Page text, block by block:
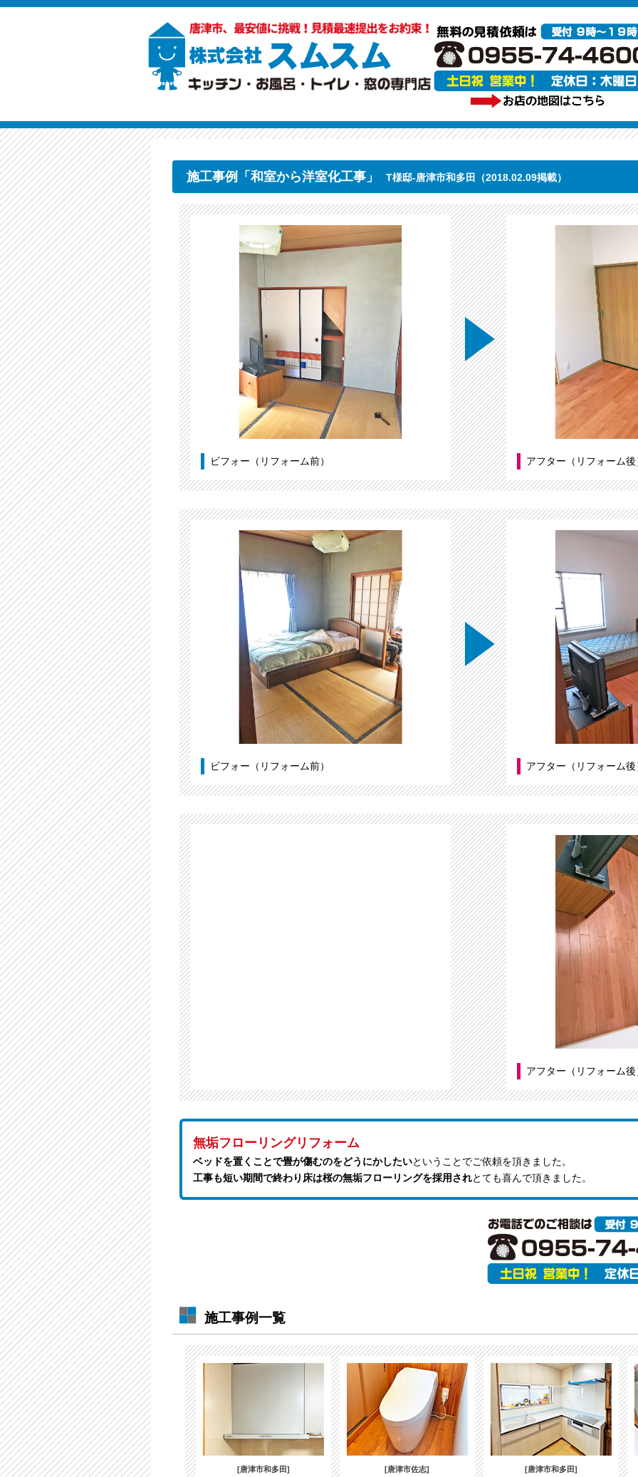
施工事例「和室から洋室化工事」 T様邸-唐津市和多田（2018.02.09掲載）
ビフォー（リフォーム前） アフター（リフォーム後
ビフォー（リフォーム前） アフター（リフォーム後
アフター（リフォーム後
無垢フローリングリフォーム
ベッドを置くことで畳が傷むのをどうにかしたいということでご依頼を頂きました。
工事も短い期間で終わり床は桜の無垢フローリングを採用されとても喜んで頂きました。
施工事例一覧
[唐津市和多田]
[唐津市佐志]
[唐津市和多田]